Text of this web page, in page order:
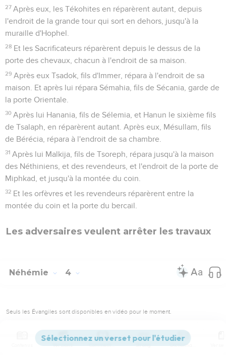
27 Après eux, les Tékohites en réparèrent autant, depuis
l'endroit de la grande tour qui sort en dehors, jusqu'à la
muraille d'Hophel.
28 Et les Sacrificateurs réparèrent depuis le dessus de la
porte des chevaux, chacun à l'endroit de sa maison.
29 Après eux Tsadok, fils d'Immer, répara à l'endroit de sa
maison. Et après lui répara Sémahia, fils de Sécania, garde de
la porte Orientale.
30 Après lui Hanania, fils de Sélemia, et Hanun le sixième fils
de Tsalaph, en réparèrent autant. Après eux, Mésullam, fils
de Bérécia, répara à l'endroit de sa chambre.
31 Après lui Malkija, fils de Tsoreph, répara jusqu'à la maison
des Néthiniens, et des revendeurs, et l'endroit de la porte de
Miphkad, et jusqu'à la montée du coin.
32 Et les orfèvres et les revendeurs réparèrent entre la
montée du coin et la porte du bercail.
Les adversaires veulent arrêter les travaux
Néhémie 4
Seuls les Évangiles sont disponibles en vidéo pour le moment.
Or il arriva que Samballat, ayant appris que nous
rebâtissions la muraille, fut fort indigné et fort irrité ; et il se
Versions Commentaires Strong